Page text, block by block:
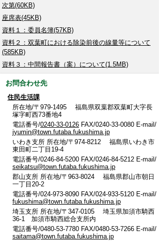
次第(60KB)
座席表(45KB)
資料１：委員名簿(57KB)
資料２：双葉町における除染前後の線量等について
(585KB)
資料３：中間報告書（案）について(1.5MB)
お問合わせ先
住民生活課
所在地/〒979-1495 福島県双葉郡双葉町大字長
塚字町西73番地4
電話番号/0240-33-0126 FAX/0240-33-0080 E-mail/
jyumin@town.futaba.fukushima.jp
いわき支所 所在地/〒974-8212 福島県いわき市
東田町二丁目19-4
電話番号/0246-84-5200 FAX/0246-84-5212 E-mail/
seikatsu@town.futaba.fukushima.jp
郡山支所 所在地/〒963-8024 福島県郡山市朝日
一丁目20-2
電話番号/024-973-8090 FAX/024-933-5120 E-mail/
fukushima@town.futaba.fukushima.jp
埼玉支所 所在地/〒347-0105 埼玉県加須市騎西
36-1 加須市騎西総合支所内
電話番号/0480-53-7780 FAX/0480-53-7266 E-mail/
saitama@town.futaba.fukushima.jp